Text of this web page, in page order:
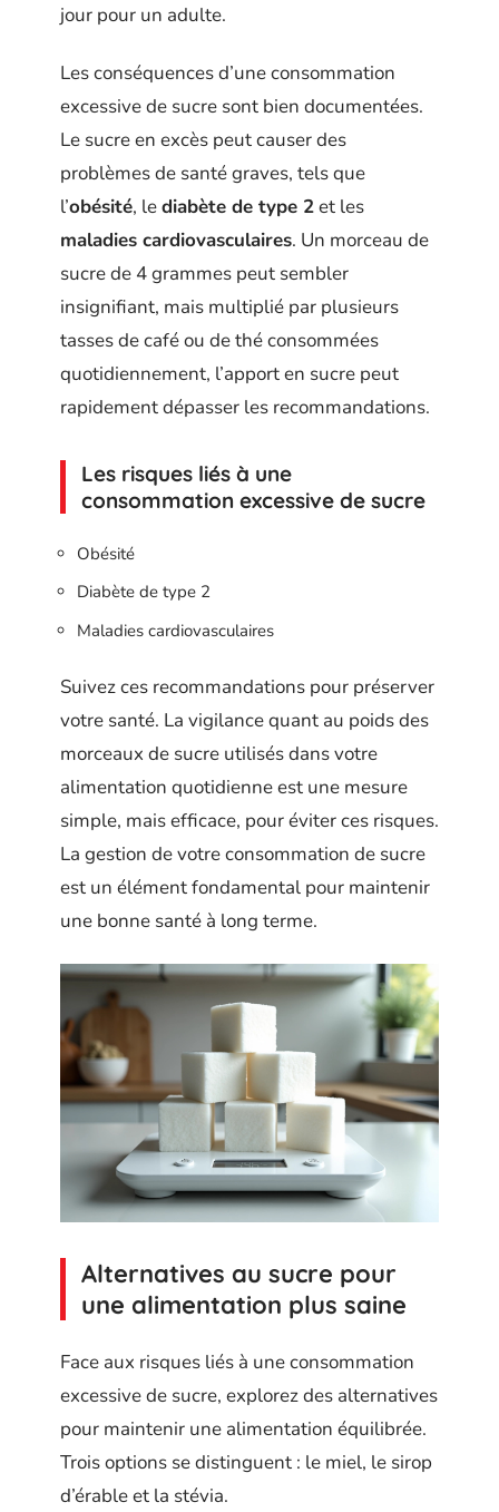
jour pour un adulte.
Les conséquences d’une consommation
excessive de sucre sont bien documentées.
Le sucre en excès peut causer des
problèmes de santé graves, tels que
l’obésité, lediabète de type 2et les
maladies cardiovasculaires. Un morceau de
sucre de 4 grammes peut sembler
insignifiant, mais multiplié par plusieurs
tasses de café ou de thé consommées
quotidiennement, l’apport en sucre peut
rapidement dépasser les recommandations.
Les risques liés à une
consommation excessive de sucre
Obésité
Diabète de type 2
Maladies cardiovasculaires
Suivez ces recommandations pour préserver
votre santé. La vigilance quant au poids des
morceaux de sucre utilisés dans votre
alimentation quotidienne est une mesure
simple, mais efficace, pour éviter ces risques.
La gestion de votre consommation de sucre
est un élément fondamental pour maintenir
une bonne santé à long terme.
Alternatives au sucre pour
une alimentation plus saine
Face aux risques liés à une consommation
excessive de sucre, explorez des alternatives
pour maintenir une alimentation équilibrée.
Trois options se distinguent : le miel, le sirop
d’érable et la stévia.